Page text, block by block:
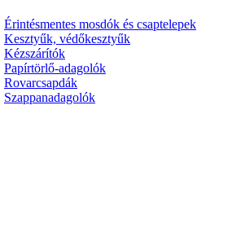
Érintésmentes mosdók és csaptelepek
Kesztyűk, védőkesztyűk
Kézszárítók
Papírtörlő-adagolók
Rovarcsapdák
Szappanadagolók